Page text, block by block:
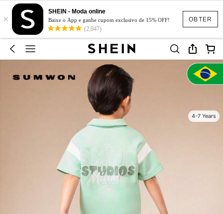
OBTER
×
SHEIN - Moda online
Baixe o App e ganhe cupom exclusivo de 15% OFF!
(2,847)
4-7 Years